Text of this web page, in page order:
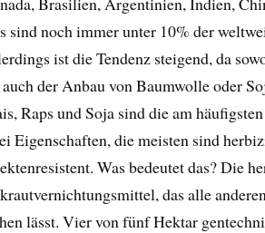
sind noch immer unter 10% der
ist die Tendenz steigend, da
der Anbau von Baumwolle oder
Raps und Soja sind die am
Eigenschaften, die meisten sind
Was bedeutet das? Die
das alle
lässt. Vier von fünf Hektar